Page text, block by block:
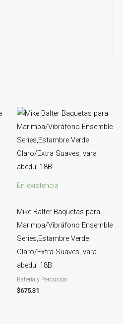
En existencia
Mike Balter Baquetas para
Marimba/Vibráfono Ensemble
Series,Estambre Verde
Claro/Extra Suaves, vara
abedul 18B
Batería y Percusión
$675.31